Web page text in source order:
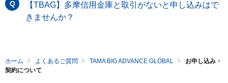
【TBAG】多摩信用金庫と取引がないと申し込みはで
きませんか？
ホーム よくあるご質問 TAMA BIG ADVANCE GLOBAL
お申し込み・
契約について